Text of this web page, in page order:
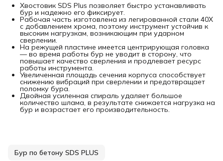
Хвостовик SDS Plus позволяет быстро устанавливать
бур и надежно его фиксирует.
Рабочая часть изготовлена из легированной стали 40Х
с добавлением хрома, поэтому инструмент устойчив к
высоким нагрузкам, возникающим при ударном
сверлении.
На режущей пластине имеется центрирующая головка
— во время работы бур не уводит в сторону, что
повышает качество сверления и продлевает ресурс
работы инструмента.
Увеличенная площадь сечения корпуса способствует
снижению вибраций при сверлении и предотвращает
поломку бура.
Двойная усиленная спираль удаляет большое
количество шлама, в результате снижается нагрузка на
бур и возрастает его производительность.
Бур по бетону SDS PLUS